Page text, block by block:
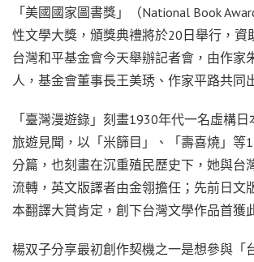
「美國國家圖書獎」（National Book
性文學大獎，頒獎典禮將於20日舉行，資
台灣和平基金會今天舉辦記者會，由作家
人，基金會董事長王美琇、作家平路共同
「臺灣漫遊錄」刻畫1930年代一名虛構
旅遊見聞，以「米篩目」、「壽喜燒」等
分篇，也刻畫在沉重殖民歷史下，她與台
流轉，英文版譯者由金翎擔任；先前日文
本翻譯大賞肯定，創下台灣文學作品首獲
楊双子分享最初創作契機之一是想參與「